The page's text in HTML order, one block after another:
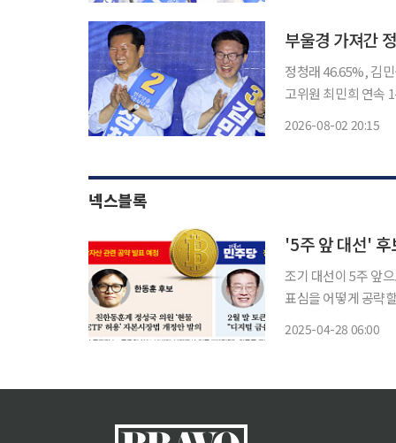
부울경 가져간
정청래 46.65%, 김
고위원 최민희 연속 1위…순위 충청 그대
2026-08-02 20:15
넥스블록
조기 대선이 5주 앞
표심을 어떻게 공략
2025-04-28 06:00